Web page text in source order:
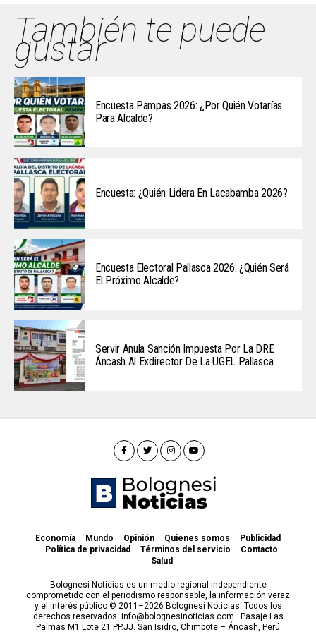
También te puede
gustar
Encuesta Pampas 2026: ¿Por Quién Votarías
Para Alcalde?
Encuesta: ¿Quién Lidera En Lacabamba 2026?
Encuesta Electoral Pallasca 2026: ¿Quién Será
El Próximo Alcalde?
Servir Anula Sanción Impuesta Por La DRE
Áncash Al Exdirector De La UGEL Pallasca
Economía Mundo Opinión Quienes somos
Publicidad
Política de privacidad
Términos del servicio
Contacto
Salud
Bolognesi Noticias es un medio regional independiente
comprometido con el periodismo responsable, la información veraz
y el interés público © 2011–2026 Bolognesi Noticias. Todos los
derechos reservados. info@bolognesinoticias.com · Pasaje Las
Palmas M1 Lote 21 PP.JJ. San Isidro, Chimbote – Áncash, Perú